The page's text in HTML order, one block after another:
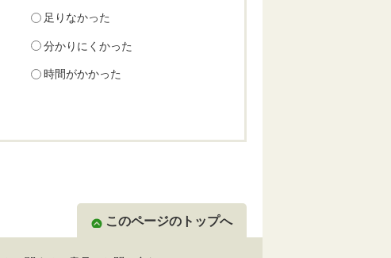
足りなかった
分かりにくかった
時間がかかった
このページのトップへ